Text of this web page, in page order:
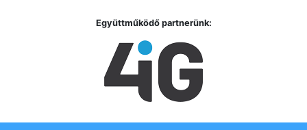
Együttműködő partnerünk: